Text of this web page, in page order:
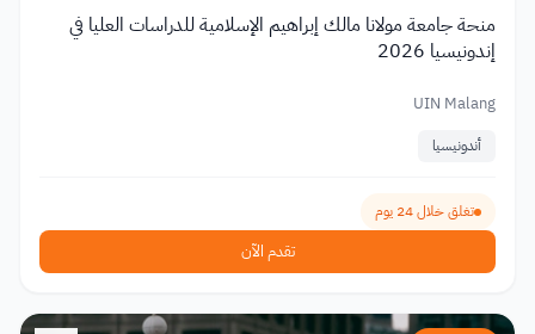
منحة جامعة مولانا مالك إبراهيم الإسلامية للدراسات العليا في
إندونيسيا 2026
UIN Malang
أندونيسيا
تغلق خلال 24 يوم
تقدم الآن